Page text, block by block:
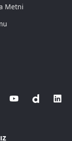
Metni